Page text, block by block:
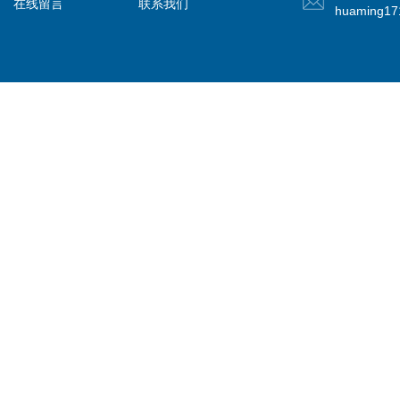
在线留言 联系我们